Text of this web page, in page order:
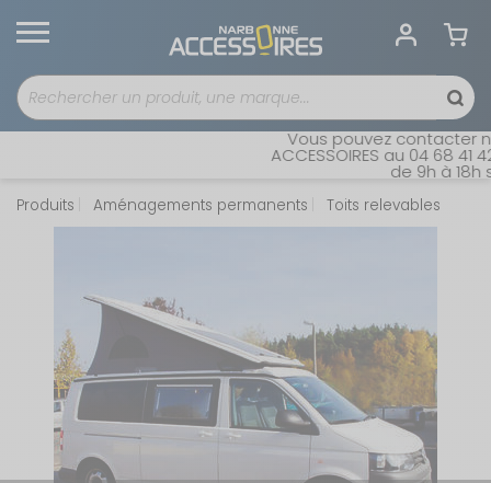
Vous pouvez contacter
ACCESSOIRES au 04 68 41
de 9h à 18h
Produits Aménagements permanents Toits relevables